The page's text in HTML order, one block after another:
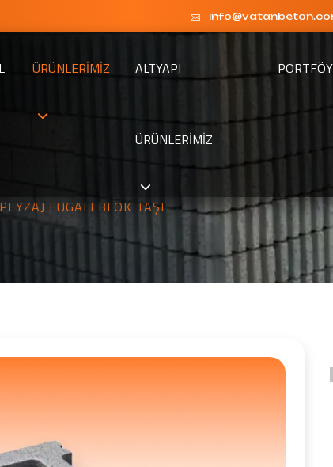
ÜRÜNLERIMIZ ALTYAPI
ÜRÜNLERIMIZ
PORTFÖY
PEYZAJ FUGALI BLOK TAŞI